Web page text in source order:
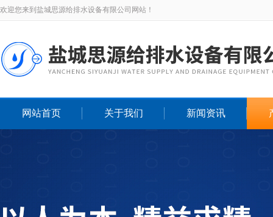
欢迎您来到盐城思源给排水设备有限公司网站！
网站首页 关于我们 新闻资讯